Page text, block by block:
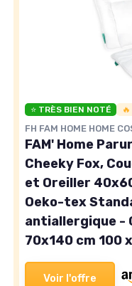
⭐ TRÈS BIEN NOTÉ
FH FAM HOME HOME
FAM' Home
Cheeky Fox,
et Oreiller
Oeko-tex
antiallergique -
70x140 cm 100
Voir l'offre